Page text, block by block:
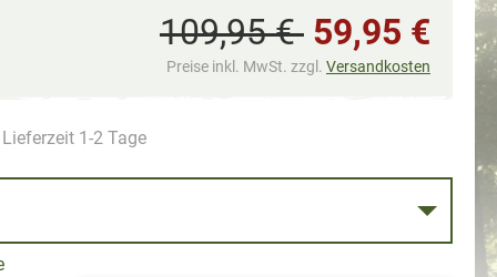
109,95 € 59,95 €
Preise inkl. MwSt. zzgl. Versandkosten
1-2 Tage